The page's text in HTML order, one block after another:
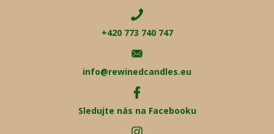
+420 773 740 747
info@rewinedcandles.eu
Sledujte nás na Facebooku